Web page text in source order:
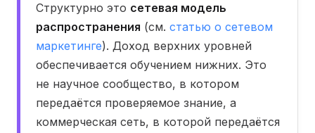
Структурно это сетевая модель
распространения (см. статью о сетевом
маркетинге). Доход верхних уровней
обеспечивается обучением нижних. Это
не научное сообщество, в котором
передаётся проверяемое знание, а
коммерческая сеть, в которой передаётся